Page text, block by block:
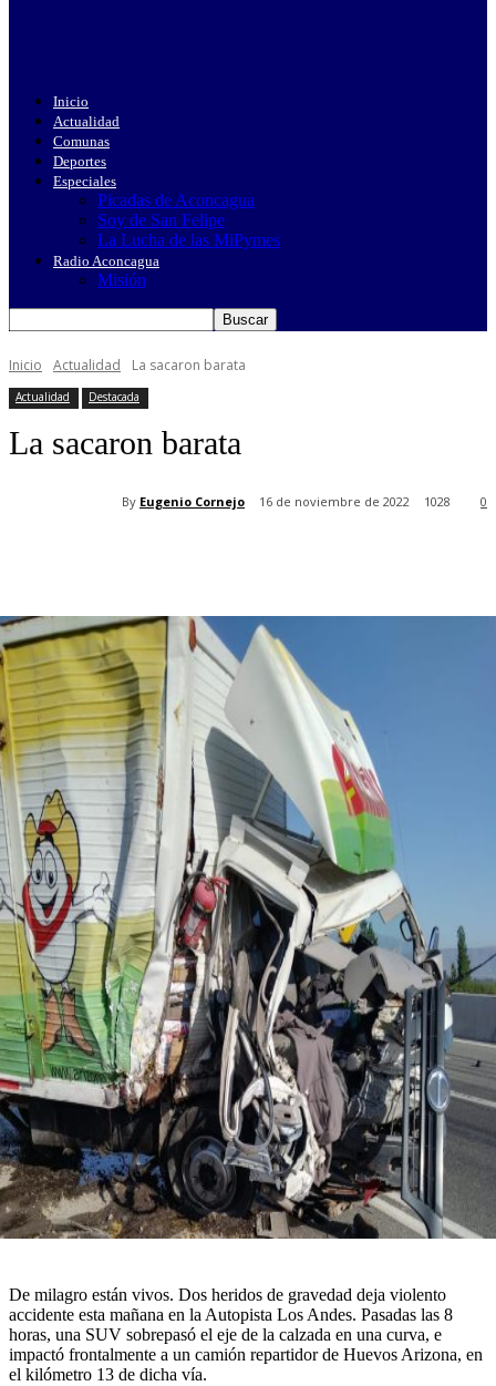
Inicio
Actualidad
Comunas
Deportes
Especiales
Picadas de Aconcagua
Soy de San Felipe
La Lucha de las MiPymes
Radio Aconcagua
Misión
Inicio Actualidad La sacaron barata
Actualidad Destacada
La sacaron barata
By Eugenio Cornejo 16 de noviembre de 2022 0
1028
De milagro están vivos. Dos heridos de gravedad deja violento
accidente esta mañana en la Autopista Los Andes. Pasadas las 8
horas, una SUV sobrepasó el eje de la calzada en una curva, e
impactó frontalmente a un camión repartidor de Huevos Arizona, en
el kilómetro 13 de dicha vía.